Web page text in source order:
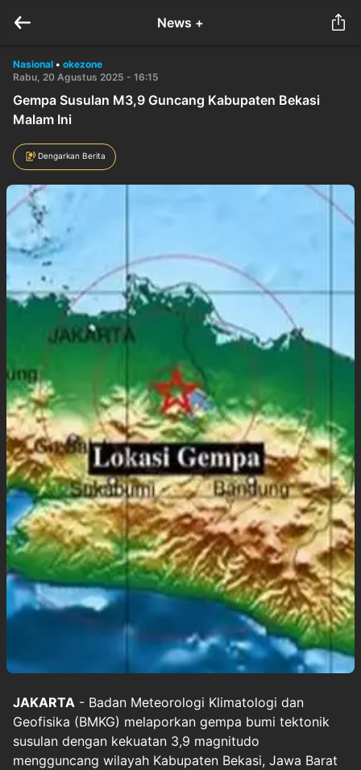
News +
Nasional • okezone
Rabu, 20 Agustus 2025 - 16:15
Gempa Susulan M3,9 Guncang Kabupaten Bekasi
Malam Ini
Dengarkan Berita
JAKARTA - Badan Meteorologi Klimatologi dan
Geofisika (BMKG) melaporkan gempa bumi tektonik
susulan dengan kekuatan 3,9 magnitudo
mengguncang wilayah Kabupaten Bekasi, Jawa Barat